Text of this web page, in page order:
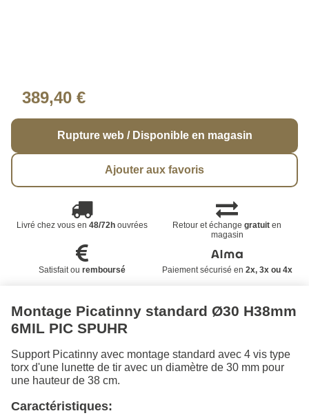
389,40 €
Rupture web / Disponible en magasin
Ajouter aux favoris
Livré chez vous en 48/72houvrées Retour et échangegratuit en
magasin
Satisfait ou remboursé Paiement sécurisé en 2x, 3x ou 4x
Montage Picatinny standard Ø30 H38mm
6MIL PIC SPUHR
Support Picatinny avec montage standard avec 4 vis type
torx d'une lunette de tir avec un diamètre de 30 mm pour
une hauteur de 38 cm.
Caractéristiques: